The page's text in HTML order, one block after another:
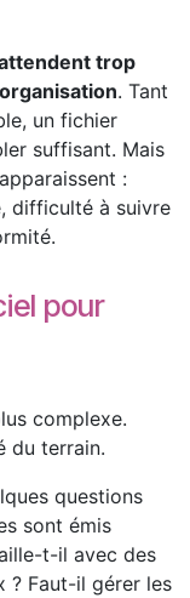
trop
. Tant
un fichier
suffisant. Mais
:
difficulté à suivre
pour
complexe.
du terrain.
questions
sont émis
t-il avec des
? Faut-il gérer les